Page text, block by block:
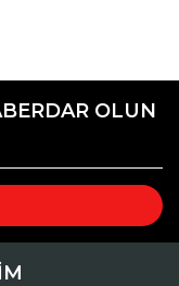
öneri formunu
OLUN